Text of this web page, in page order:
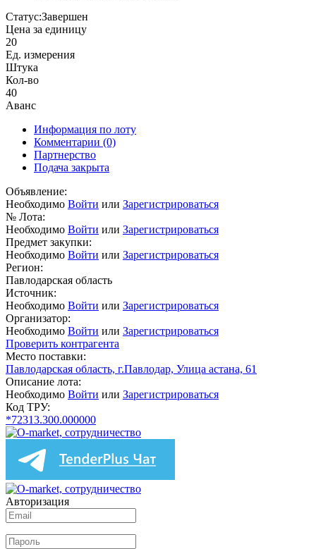
Статус:Завершен
Цена за единицу
20
Ед. измерения
Штука
Кол-во
40
Аванс
Информация по лоту
Комментарии (0)
Партнерство
Подача закрыта
Объявление:
Необходимо Войти или Зарегистрироваться
№ Лота:
Необходимо Войти или Зарегистрироваться
Предмет закупки:
Необходимо Войти или Зарегистрироваться
Регион:
Павлодарская область
Источник:
Необходимо Войти или Зарегистрироваться
Организатор:
Необходимо Войти или Зарегистрироваться
Проверить контрагента
Место поставки:
Павлодарская область, г.Павлодар, Улица астана, 61
Описание лота:
Необходимо Войти или Зарегистрироваться
Код ТРУ:
*72313.300.000000
Авторизация